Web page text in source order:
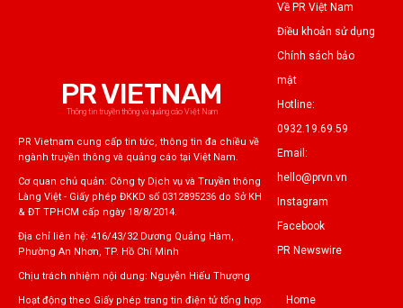
PR VIETNAM
Thông tin truyền thông và quảng cáo Việt Nam
PR Vietnam cung cấp tin tức, thông tin đa chiều về
ngành truyền thông và quảng cáo tại Việt Nam.
Cơ quan chủ quản: Công ty Dịch vụ và Truyền thông
Làng Việt - Giấy phép ĐKKD số 0312895236 do Sở KH
& ĐT TPHCM cấp ngày 18/8/2014.
Địa chỉ liên hệ: 416/43/32 Dương Quảng Hàm,
Phường An Nhơn, TP. Hồ Chí Minh
Chịu trách nhiệm nội dung: Nguyễn Hiếu Thượng
Hoạt động theo Giấy phép trang tin điện tử tổng hợp
Về PR Việt Nam
Điều khoản sử dụng
Chính sách bảo
mật
Hotline:
0932.19.69.59
Email:
hello@prvn.vn
Instagram
Facebook
PR Newswire
Home